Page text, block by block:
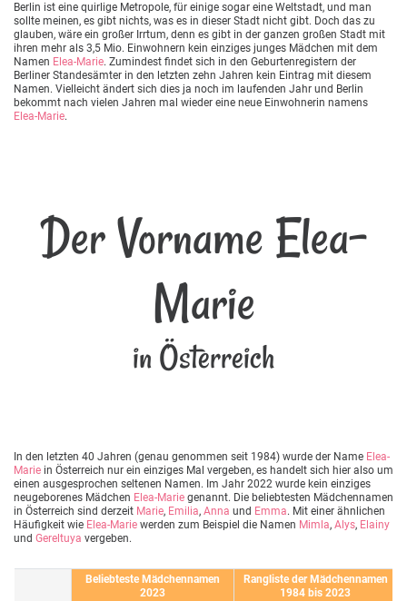
Berlin ist eine quirlige Metropole, für einige sogar eine Weltstadt, und man
sollte meinen, es gibt nichts, was es in dieser Stadt nicht gibt. Doch das zu
glauben, wäre ein großer Irrtum, denn es gibt in der ganzen großen Stadt mit
ihren mehr als 3,5 Mio. Einwohnern kein einziges junges Mädchen mit dem
Namen Elea-Marie. Zumindest findet sich in den Geburtenregistern der
Berliner Standesämter in den letzten zehn Jahren kein Eintrag mit diesem
Namen. Vielleicht ändert sich dies ja noch im laufenden Jahr und Berlin
bekommt nach vielen Jahren mal wieder eine neue Einwohnerin namens
Elea-Marie.
Der Vorname Elea-
Marie
in Österreich
In den letzten 40 Jahren (genau genommen seit 1984) wurde der Name Elea-
Marie in Österreich nur ein einziges Mal vergeben, es handelt sich hier also um
einen ausgesprochen seltenen Namen. Im Jahr 2022 wurde kein einziges
neugeborenes Mädchen Elea-Marie genannt. Die beliebtesten Mädchennamen
in Österreich sind derzeit Marie, Emilia, Anna und Emma. Mit einer ähnlichen
Häufigkeit wie Elea-Marie werden zum Beispiel die Namen Mimla, Alys, Elainy
und Gereltuya vergeben.
Beliebteste Mädchennamen
2023
Rangliste der Mädchennamen
1984 bis 2023